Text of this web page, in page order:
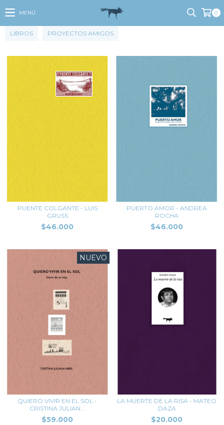
MENÚ 0
LIBROS PROYECTOS AMIGOS
PUENTE COLGANTE - LUIS
GRUSS
$46.000
PUERTO AMOR - ANDREA
ROCHA
$46.000
NUEVO
QUIERO VIVIR EN EL SOL -
CRISTINA JULIAN...
$59.000
LA MUERTE DE LA RISA - MATEO
DAZA
$20.000